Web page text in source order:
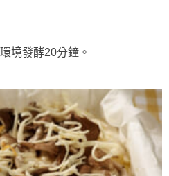
境發酵20分鐘。